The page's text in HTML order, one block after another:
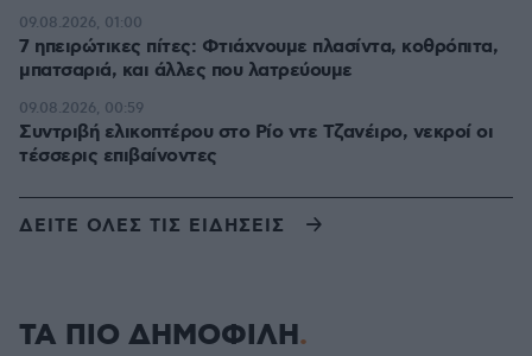
7 ηπειρώτικες πίτες: Φτιάχνουμε πλασίντα, κοθρόπιτα,
μπατσαριά, και άλλες που λατρεύουμε
09.08.2026, 01:00
Συντριβή ελικοπτέρου στο Ρίο ντε Τζανέιρο, νεκροί οι
τέσσερις επιβαίνοντες
09.08.2026, 00:59
ΔΕΙΤΕ ΟΛΕΣ ΤΙΣ ΕΙΔΗΣΕΙΣ
ΤΑ ΠΙΟ ΔΗΜΟΦΙΛΗ